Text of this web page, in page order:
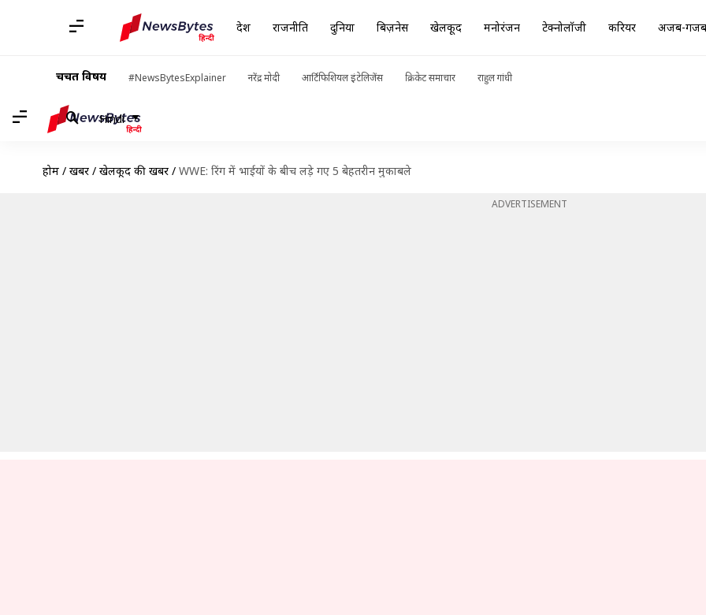
देश राजनीति दुनिया बिज़नेस खेलकूद मनोरंजन टेक्नोलॉजी करियर अजब-गजब
चर्चित विषय #NewsBytesExplainer नरेंद्र मोदी आर्टिफिशियल इंटेलिजेंस क्रिकेट समाचार राहुल गांधी
Hindi
होम / खबरें / खेलकूद की खबरें / WWE: रिंग में भाईयों के बीच लड़े गए 5 बेहतरीन मुकाबले
ADVERTISEMENT